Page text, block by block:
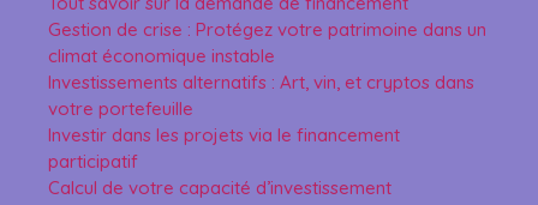
Gestion de crise : Protégez votre patrimoine dans un
climat économique instable
Investissements alternatifs : Art, vin, et cryptos dans
votre portefeuille
Investir dans les projets via le financement
participatif
Calcul de votre capacité d’investissement